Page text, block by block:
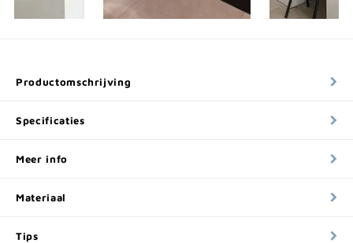
Productomschrijving
Specificaties
Meer info
Materiaal
Tips